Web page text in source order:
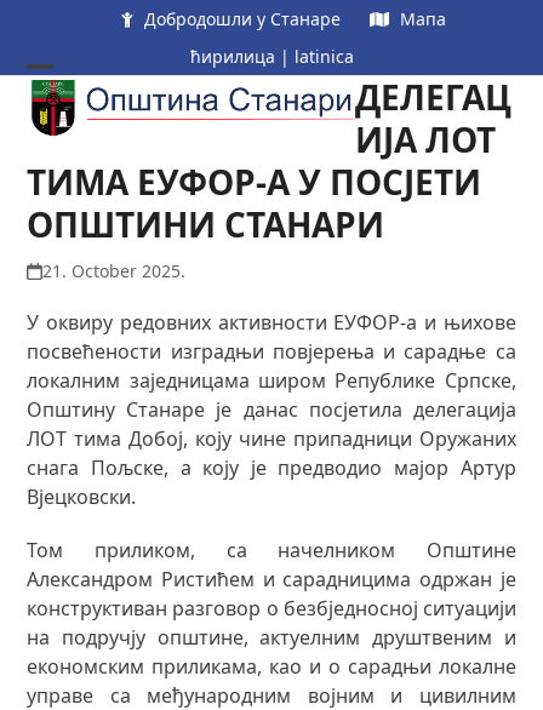
content
Добродошли у Станаре
Мапа
ћирилица | latinica
Open
mobile
menu
Close
mobile
menu
ДЕЛЕГАЦ
ИЈА ЛОТ
ТИМА ЕУФОР-А У ПОСЈЕТИ
ОПШТИНИ СТАНАРИ
21. October 2025.
У оквиру редовних активности ЕУФОР-а и њихове
посвећености изградњи повјерења и сарадње са
локалним заједницама широм Републике Српске,
Општину Станаре је данас посјетила делегација
ЛОТ тима Добој, коју чине припадници Оружаних
снага Пољске, а коју је предводио мајор Артур
Вјецковски.
Том приликом, са начелником Општине
Александром Ристићем и сарадницима одржан је
конструктиван разговор о безбједносној ситуацији
на подручју општине, актуелним друштвеним и
економским приликама, као и о сарадњи локалне
управе са међународним војним и цивилним